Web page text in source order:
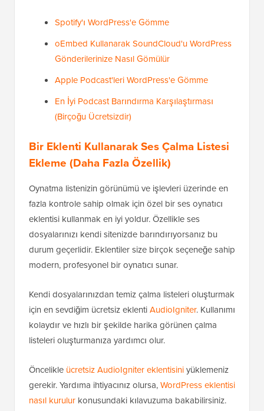
Spotify'ı WordPress'e Gömme
oEmbed Kullanarak SoundCloud'u WordPress
Gönderilerinize Nasıl Gömülür
Apple Podcast'leri WordPress'e Gömme
En İyi Podcast Barındırma Karşılaştırması
(Birçoğu Ücretsizdir)
Bir Eklenti Kullanarak Ses Çalma Listesi
Ekleme (Daha Fazla Özellik)
Oynatma listenizin görünümü ve işlevleri üzerinde en
fazla kontrole sahip olmak için özel bir ses oynatıcı
eklentisi kullanmak en iyi yoldur. Özellikle ses
dosyalarınızı kendi sitenizde barındırıyorsanız bu
durum geçerlidir. Eklentiler size birçok seçeneğe sahip
modern, profesyonel bir oynatıcı sunar.
Kendi dosyalarınızdan temiz çalma listeleri oluşturmak
için en sevdiğim ücretsiz eklentiAudioIgniter. Kullanımı
kolaydır ve hızlı bir şekilde harika görünen çalma
listeleri oluşturmanıza yardımcı olur.
Öncelikle ücretsiz AudioIgniter eklentisiniyüklemeniz
gerekir. Yardıma ihtiyacınız olursa,WordPress eklentisi
nasıl kurulur konusundaki kılavuzuma bakabilirsiniz.